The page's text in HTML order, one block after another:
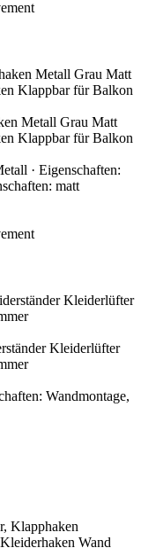
Metall Grau Matt
Klappbar für Balkon
· Eigenschaften:
matt
Kleiderlüfter
Wandmontage,